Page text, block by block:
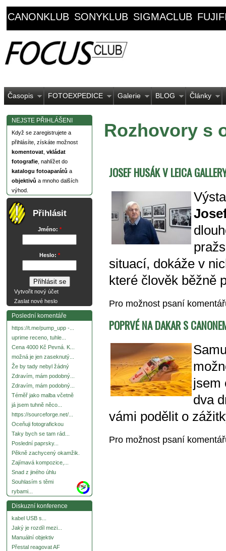
CANONKLUB SONYKLUB SIGMACLUB
Časopis FOTOEXPEDICE Galerie BLOG Články
NEJSTE PŘIHLÁŠENI
Když se zaregistrujete a
přihlásíte, získáte možnost
komentovat vkládat
fotografie , nahlížet do
katalogu fotoaparátů a
objektivů a mnoho dalších
výhod.
Přihlásit
Jméno: *
Heslo: *
Vytvořit nový účet
Zaslat nové heslo
Poslední komentáře
https://t.me/pump_upp -...
uprime receno, tuhle...
Cena 4000 Kč Pevná. K...
možná je jen zaseknutý...
Že by tady nebyl žádný
Zdravím, mám podobný...
Zdravím, mám podobný...
Téměř jako malba včetně
já jsem tuhně něco...
https://sourceforge.net/...
Oceňuji fotografickou
Taky bych se tam rád...
Poslední paprsky...
Pěkně zachycený okamžik.
Zajímavá kompozice,...
Snad z jiného úhlu
Souhlasím s těmi
rybami...
more
Diskuzní konference
kabel USB s...
Jaký je rozdíl mezi...
Manuální objektiv
Přestal reagovat AF
Rozhovory s
JOSEF HUSÁK V LEICA
situací, dokáže v
které člověk běžně
Pro možnost psaní
POPRVÉ NA DAKAR S
jsem
dva
vámi podělit o
Pro možnost psaní